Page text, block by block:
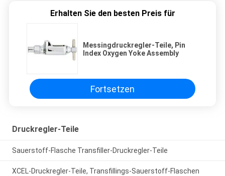
Erhalten Sie den besten Preis für
Messingdruckregler-Teile, Pin
Index Oxygen Yoke Assembly
Fortsetzen
Druckregler-Teile
Sauerstoff-Flasche Transfiller-Druckregler-Teile
XCEL-Druckregler-Teile, Transfillings-Sauerstoff-Flaschen